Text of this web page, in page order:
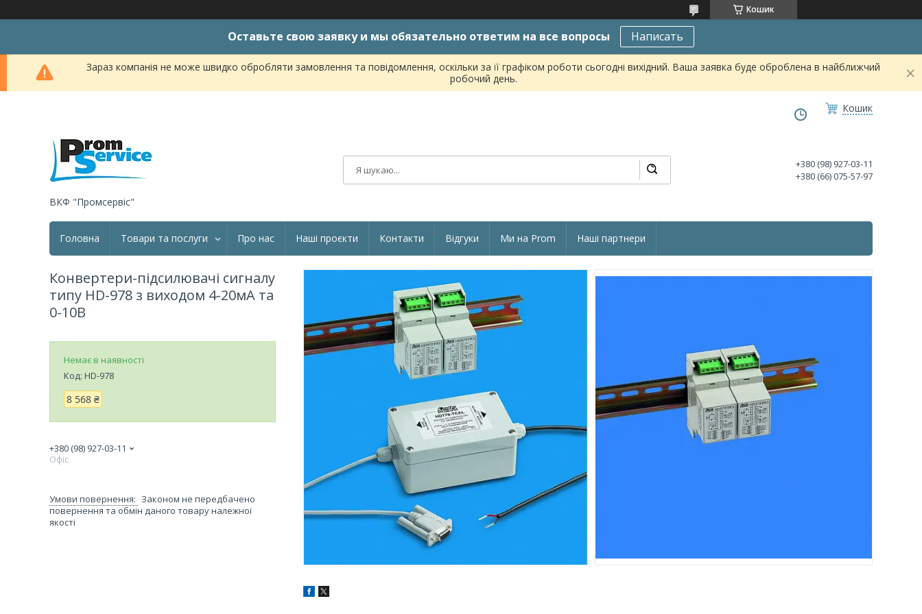
Кошик
Оставьте свою заявку и мы обязательно ответим на все вопросы Написать
Зараз компанія не може швидко обробляти замовлення та повідомлення, оскільки за її графіком роботи сьогодні вихідний. Ваша заявка буде оброблена в найближчий
робочий день.
Кошик
ВКФ "Промсервіс"
+380 (98) 927-03-11
+380 (66) 075-57-97
Головна Товари та послуги Про нас Наші проєкти Контакти Відгуки Ми на Prom Наші партнери
Конвертери-підсилювачі сигналу
типу HD-978 з виходом 4-20мА та
0-10В
Немає в наявності
Код: HD-978
8 568 ₴
+380 (98) 927-03-11
Офіс
Законом не передбачено
повернення та обмін даного товару належної
якості